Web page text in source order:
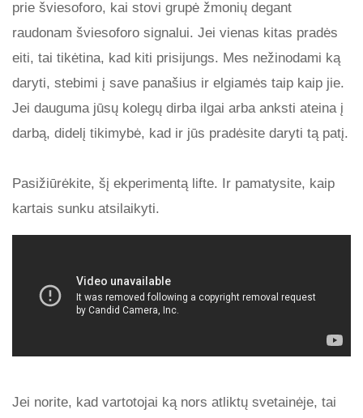
prie šviesoforo, kai stovi grupė žmonių degant
raudonam šviesoforo signalui. Jei vienas kitas pradės
eiti, tai tikėtina, kad kiti prisijungs. Mes nežinodami ką
daryti, stebimi į save panašius ir elgiamės taip kaip jie.
Jei dauguma jūsų kolegų dirba ilgai arba anksti ateina į
darbą, didelį tikimybė, kad ir jūs pradėsite daryti tą patį.
Pasižiūrėkite, šį ekperimentą lifte. Ir pamatysite, kaip
kartais sunku atsilaikyti.
Jei norite, kad vartotojai ką nors atliktų svetainėje, tai